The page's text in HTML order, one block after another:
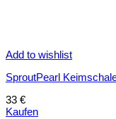
Add to wishlist
SproutPearl
33 €
Kaufen